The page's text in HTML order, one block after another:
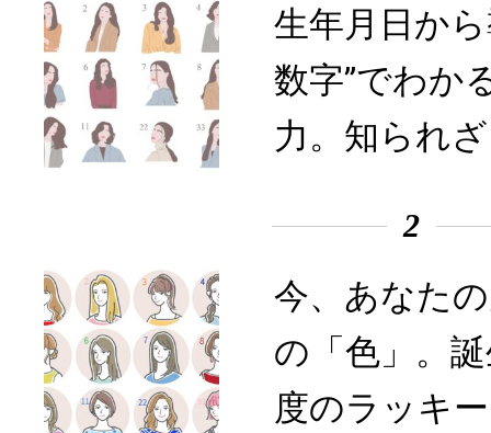
生年月日か
数字”でわか
力。知られ
2
今、あなた
の「色」。
度のラッキ